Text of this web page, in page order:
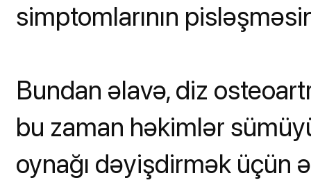
simptomlarının
Bundan əlavə, diz
bu zaman həkimlər
oynağı dəyişdirmək üçün